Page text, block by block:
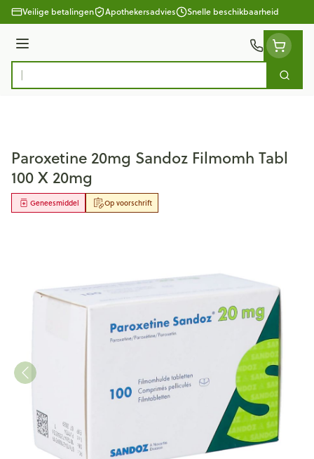
Ga naar de inhoud
Veilige betalingen Apothekersadvies Snelle beschikbaarheid
Menu
Product, merk, categorie...
Zoek
Paroxetine 20mg Sandoz Filmomh Tabl
100 X 20mg
Op voorschrift
Geneesmiddel